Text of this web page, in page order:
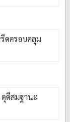
ดครอบคลุม
ดีสมฐานะ